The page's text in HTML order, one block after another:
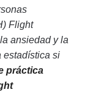
Flight
ansiedad y la
estadística si
práctica